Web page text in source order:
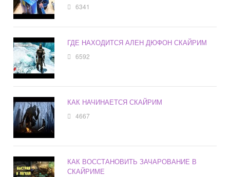
6341
ГДЕ НАХОДИТСЯ АЛЕН ДЮФОН СКАЙРИМ
6592
КАК НАЧИНАЕТСЯ СКАЙРИМ
4667
КАК ВОССТАНОВИТЬ ЗАЧАРОВАНИЕ В
СКАЙРИМЕ